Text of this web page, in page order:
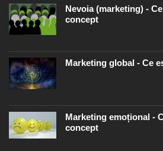
Nevoia (marketing) -
concept
Marketing global - Ce
Marketing emoțional -
concept